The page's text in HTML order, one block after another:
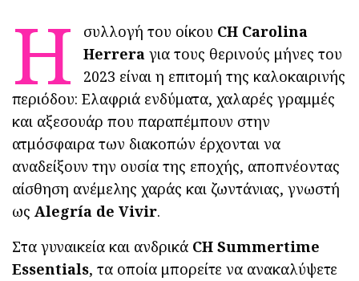
Η συλλογή του οίκου CH Carolina
Herreraγια τους θερινούς μήνες του
2023 είναι η επιτομή της καλοκαιρινής
περιόδου: Ελαφριά ενδύματα, χαλαρές γραμμές
και αξεσουάρ που παραπέμπουν στην
ατμόσφαιρα των διακοπών έρχονται να
αναδείξουν την ουσία της εποχής, αποπνέοντας
αίσθηση ανέμελης χαράς και ζωντάνιας, γνωστή
ωςAlegría de Vivir.
Στα γυναικεία και ανδρικά CH Summertime
Essentials, τα οποία μπορείτε να ανακαλύψετε